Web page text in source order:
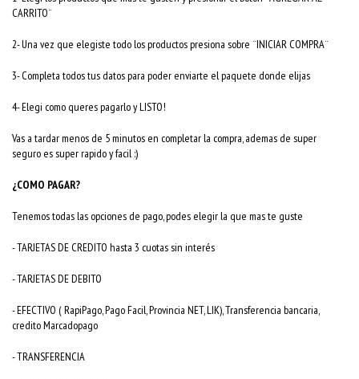
CARRITO¨
2- Una vez que elegiste todo los productos presiona sobre ¨INICIAR COMPRA¨
3- Completa todos tus datos para poder enviarte el paquete donde elijas
4- Elegi como queres pagarlo y LISTO!
Vas a tardar menos de 5 minutos en completar la compra, ademas de super
seguro es super rapido y facil :)
¿COMO PAGAR?
Tenemos todas las opciones de pago, podes elegir la que mas te guste
- TARJETAS DE CREDITO hasta 3 cuotas sin interés
- TARJETAS DE DEBITO
- EFECTIVO ( RapiPago, Pago Facil, Provincia NET, LIK), Transferencia bancaria,
credito Marcadopago
- TRANSFERENCIA